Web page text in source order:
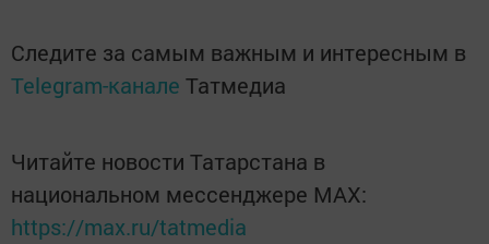
Следите за самым важным и интересным в
Telegram-канале Татмедиа
Читайте новости Татарстана в
национальном мессенджере MАХ:
https://max.ru/tatmedia